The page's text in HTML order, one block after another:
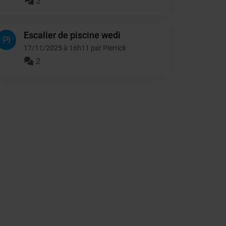
PI Escalier de piscine wedi
17/11/2025 à 16h11 par Pierrick
2